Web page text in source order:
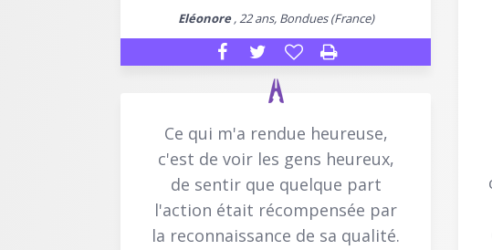
Eléonore, 22 ans, Bondues (France)
Ce qui m'a rendue heureuse,
c'est de voir les gens heureux,
de sentir que quelque part
l'action était récompensée par
la reconnaissance de sa qualité.